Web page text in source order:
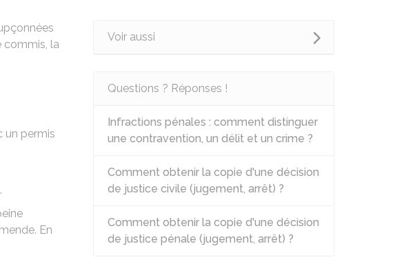
commis, la
un permis
En
Voir aussi
Questions ? Réponses !
Infractions pénales : comment distinguer
une contravention, un délit et un crime ?
Comment obtenir la copie d'une décision
de justice civile (jugement, arrêt) ?
Comment obtenir la copie d'une décision
de justice pénale (jugement, arrêt) ?